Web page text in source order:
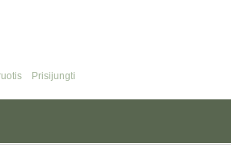
Prisijungti